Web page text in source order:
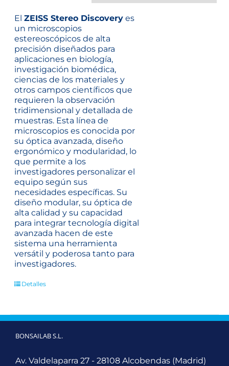
ElZEISS Stereo Discovery es
un microscopios
estereoscópicos de alta
precisión diseñados para
aplicaciones en biología,
investigación biomédica,
ciencias de los materiales y
otros campos científicos que
requieren la observación
tridimensional y detallada de
muestras. Esta línea de
microscopios es conocida por
su óptica avanzada, diseño
ergonómico y modularidad, lo
que permite a los
investigadores personalizar el
equipo según sus
necesidades específicas. Su
diseño modular, su óptica de
alta calidad y su capacidad
para integrar tecnología digital
avanzada hacen de este
sistema una herramienta
versátil y poderosa tanto para
investigadores.
Detalles
BONSAILAB S.L.
Av. Valdelaparra 27 - 28108 Alcobendas (Madrid)